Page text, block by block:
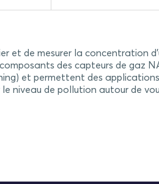
de mesurer la concentration
des capteurs de gaz
et permettent des
de pollution autour de